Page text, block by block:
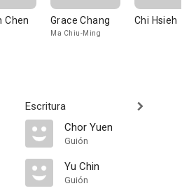
Chen Grace Chang
Ma Chiu-Ming
Chi Hsieh
Escritura
Chor Yuen
Guión
Yu Chin
Guión